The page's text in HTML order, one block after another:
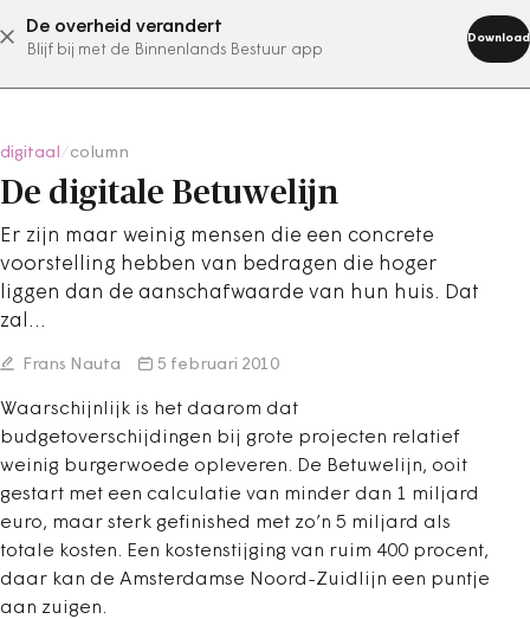
De overheid verandert
Blijf bij met de Binnenlands Bestuur app
Download
abonneer nu
digitaal column
De digitale Betuwelijn
Er zijn maar weinig mensen die een concrete
voorstelling hebben van bedragen die hoger
liggen dan de aanschafwaarde van hun huis. Dat
zal…
Frans Nauta 5 februari 2010
Waarschijnlijk is het daarom dat
budgetoverschijdingen bij grote projecten relatief
weinig burgerwoede opleveren. De Betuwelijn, ooit
gestart met een calculatie van minder dan 1 miljard
euro, maar sterk gefinished met zo’n 5 miljard als
totale kosten. Een kostenstijging van ruim 400 procent,
daar kan de Amsterdamse Noord-Zuidlijn een puntje
aan zuigen.